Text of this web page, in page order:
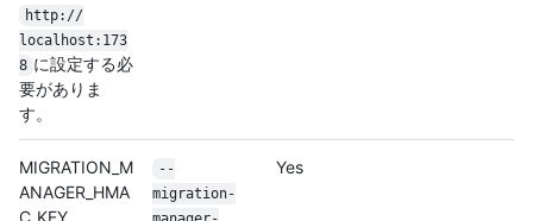
http://
localhost:173
8 に設定する必
要がありま
す。
MIGRATION_M
ANAGER_HMA
C_KEY
--
migration-
Yes